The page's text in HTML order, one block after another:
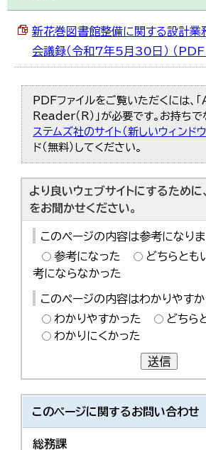
新花巻図書館整備に関する設計業
会議録（令和7年5月30日） （
PDFファイルをご覧いただくには、「
Reader（R）」が必要です。お持ち
ステムズ社のサイト（新しいウィンドウ
ド（無料）してください。
より良いウェブサイトにするために
をお聞かせください。
このページの内容は参考になり
参考になった
どちらとも
考にならなかった
このページの内容はわかりやす
わかりやすかった
どちら
わかりにくかった
送信
このページに関するお問い合わせ
総務課